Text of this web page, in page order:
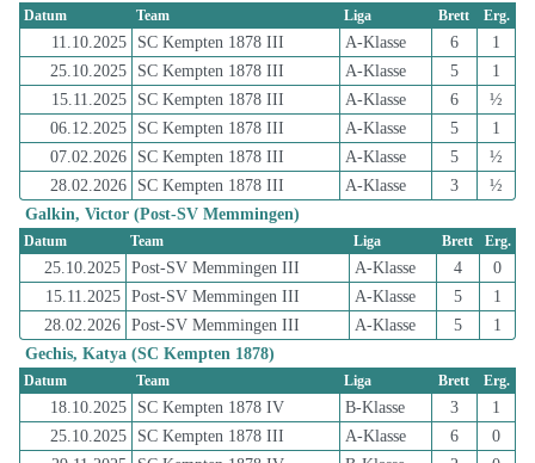
Datum Team Liga Brett Erg.
11.10.2025 SC Kempten 1878 III A-Klasse 6
1
25.10.2025
SC Kempten 1878 III A-Klasse 5
1
15.11.2025
SC Kempten 1878 III A-Klasse 6
½
06.12.2025
SC Kempten 1878 III A-Klasse 5
1
07.02.2026
SC Kempten 1878 III A-Klasse 5
½
28.02.2026
SC Kempten 1878 III A-Klasse 3
½
Galkin, Victor (Post-SV Memmingen)
Datum Team Liga Brett Erg.
25.10.2025 Post-SV Memmingen III A-Klasse 4
0
15.11.2025 Post-SV Memmingen III A-Klasse 5
1
28.02.2026 Post-SV Memmingen III A-Klasse 5
1
Gechis, Katya (SC Kempten 1878)
Datum Team Liga Brett Erg.
18.10.2025 SC Kempten 1878 IV B-Klasse 3
1
25.10.2025
SC Kempten 1878 III A-Klasse 6
0